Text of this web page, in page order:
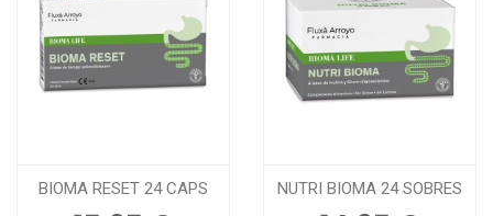
BIOMA RESET 24 CAPS NUTRI BIOMA 24 SOBRES